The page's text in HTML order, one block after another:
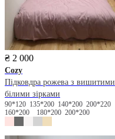
₴ 2 000
Cozy
Підковдра рожева з вишитими
білими зірками
90*120 135*200 140*200 200*220
160*200
180*200 200*200